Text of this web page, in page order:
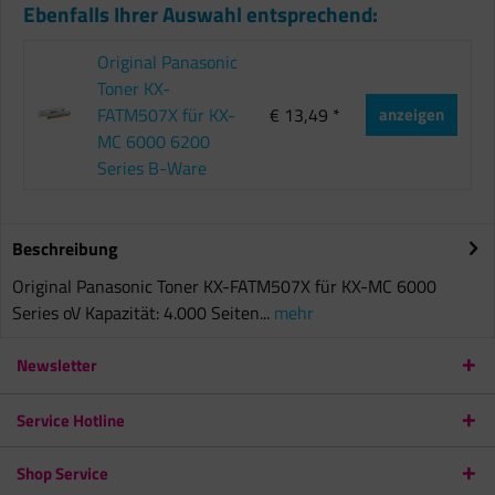
Ebenfalls Ihrer Auswahl entsprechend:
Original Panasonic
Toner KX-
FATM507X für KX-
MC 6000 6200
Series B-Ware
€ 13,49 * anzeigen
Beschreibung
Original Panasonic Toner KX-FATM507X für KX-MC 6000
Series oV Kapazität: 4.000 Seiten... mehr
Newsletter
Service Hotline
Shop Service